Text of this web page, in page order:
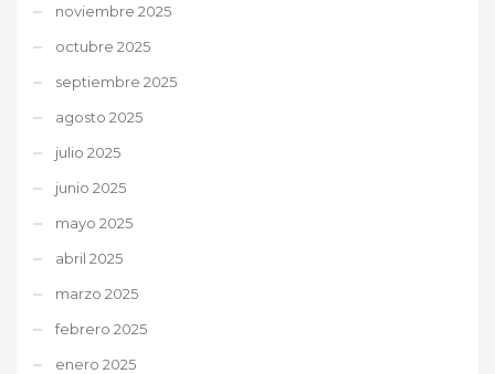
noviembre 2025
octubre 2025
septiembre 2025
agosto 2025
julio 2025
junio 2025
mayo 2025
abril 2025
marzo 2025
febrero 2025
enero 2025